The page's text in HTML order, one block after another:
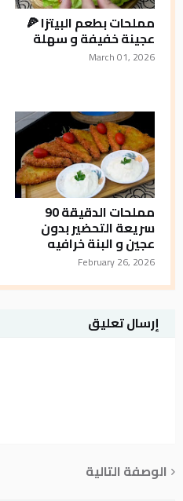
مملحات بطعم البيتزا 🍕
عجينة خفيفة و سهلة
March 01, 2026
مملحات الدقيقة 90
سريعة التحضير بدون
عجين و البنة خرافيه
February 26, 2026
إرسال تعليق
الوصفة التالية